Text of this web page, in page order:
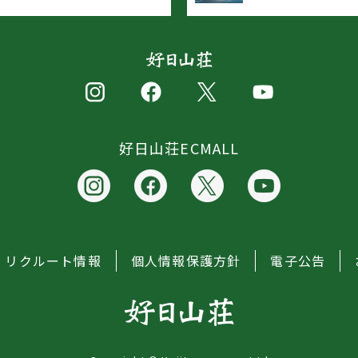
好日山荘ECMALL
リクルート情報 個人情報保護方針 電子公告